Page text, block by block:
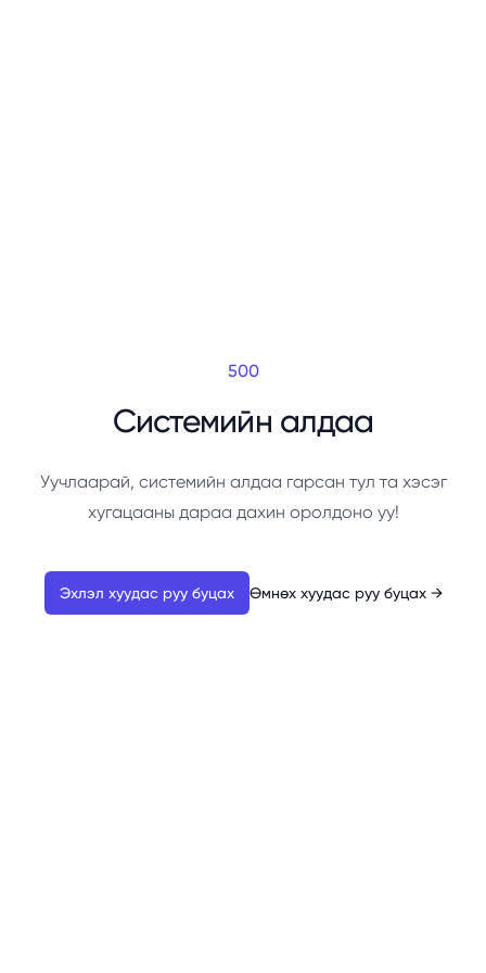
500
Системийн алдаа
Уучлаарай, системийн алдаа гарсан тул та хэсэг
хугацааны дараа дахин оролдоно уу!
Эхлэл хуудас руу буцах Өмнөх хуудас руу буцах →